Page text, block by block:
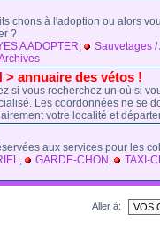
chons à l'adoption ou alors
?
A ADOPTER,
Sauvetages
> annuaire des vétos !
si vous recherchez un où si
Les coordonnées ne se
votre localité et
aux services pour les
, GARDE-CHON ,
TAXI-
Aller à: